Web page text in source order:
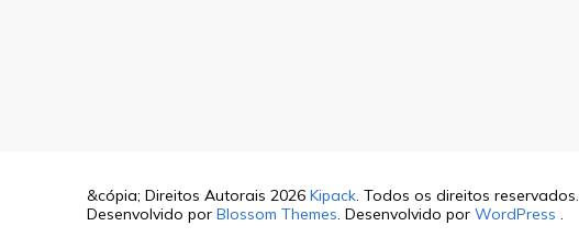
&cópia; Direitos Autorais 2026 Kipack. Todos os direitos reservados.
Desenvolvido por Blossom Themes. Desenvolvido por WordPress .